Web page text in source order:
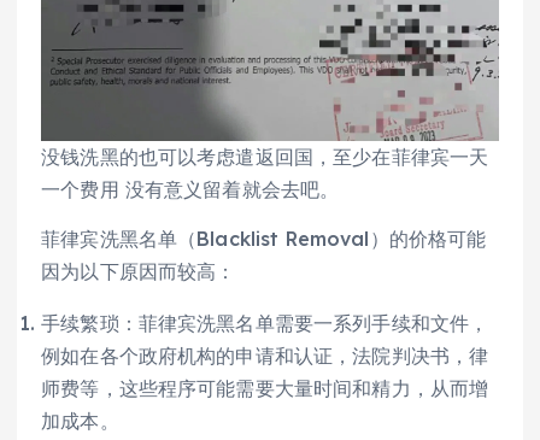
没钱洗黑的也可以考虑遣返回国，至少在菲律宾一天
一个费用 没有意义留着就会去吧。
菲律宾洗黑名单（Blacklist Removal）的价格可能
因为以下原因而较高：
手续繁琐：菲律宾洗黑名单需要一系列手续和文件，
例如在各个政府机构的申请和认证，法院判决书，律
师费等，这些程序可能需要大量时间和精力，从而增
加成本。